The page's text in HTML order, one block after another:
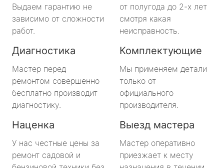
Выдаем гарантию не
зависимо от сложности
работ.
от полугода до 2-х лет
смотря какая
неисправность.
Диагностика
Мастер перед
ремонтом совершенно
бесплатно производит
диагностику.
Комплектующие
Мы применяем детали
только от
официального
производителя.
Наценка
У нас честные цены за
ремонт садовой и
Выезд мастера
Мастер оперативно
приезжает к месту